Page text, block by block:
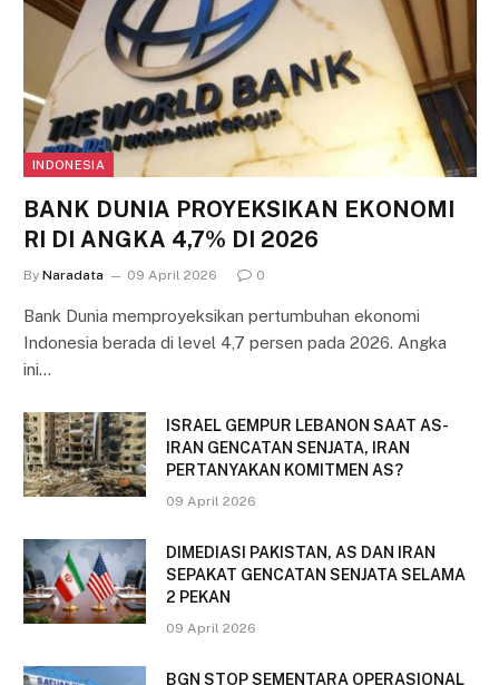
INDONESIA
BANK DUNIA PROYEKSIKAN EKONOMI
RI DI ANGKA 4,7% DI 2026
By Naradata 09 April 2026 0
Bank Dunia memproyeksikan pertumbuhan ekonomi
Indonesia berada di level 4,7 persen pada 2026. Angka
ini…
ISRAEL GEMPUR LEBANON SAAT AS-
IRAN GENCATAN SENJATA, IRAN
PERTANYAKAN KOMITMEN AS?
09 April 2026
DIMEDIASI PAKISTAN, AS DAN IRAN
SEPAKAT GENCATAN SENJATA SELAMA
2 PEKAN
09 April 2026
BGN STOP SEMENTARA OPERASIONAL